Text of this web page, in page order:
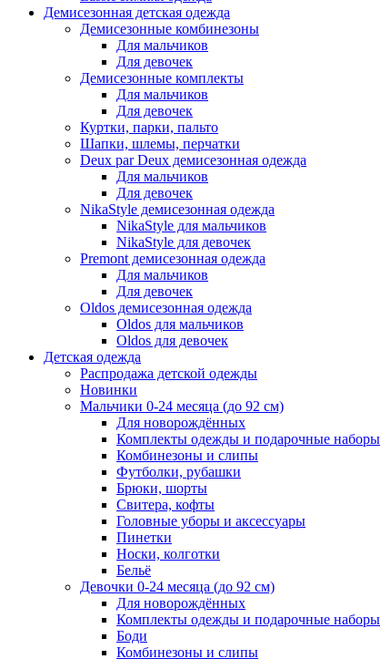
Демисезонная детская одежда
Демисезонные комбинезоны
Для мальчиков
Для девочек
Демисезонные комплекты
Для мальчиков
Для девочек
Куртки, парки, пальто
Шапки, шлемы, перчатки
Deux par Deux демисезонная одежда
Для мальчиков
Для девочек
NikaStyle демисезонная одежда
NikaStyle для мальчиков
NikaStyle для девочек
Premont демисезонная одежда
Для мальчиков
Для девочек
Oldos демисезонная одежда
Oldos для мальчиков
Oldos для девочек
Детская одежда
Распродажа детской одежды
Новинки
Мальчики 0-24 месяца (до 92 см)
Для новорождённых
Комплекты одежды и подарочные наборы
Комбинезоны и слипы
Футболки, рубашки
Брюки, шорты
Свитера, кофты
Головные уборы и аксессуары
Пинетки
Носки, колготки
Бельё
Девочки 0-24 месяца (до 92 см)
Для новорождённых
Комплекты одежды и подарочные наборы
Боди
Комбинезоны и слипы